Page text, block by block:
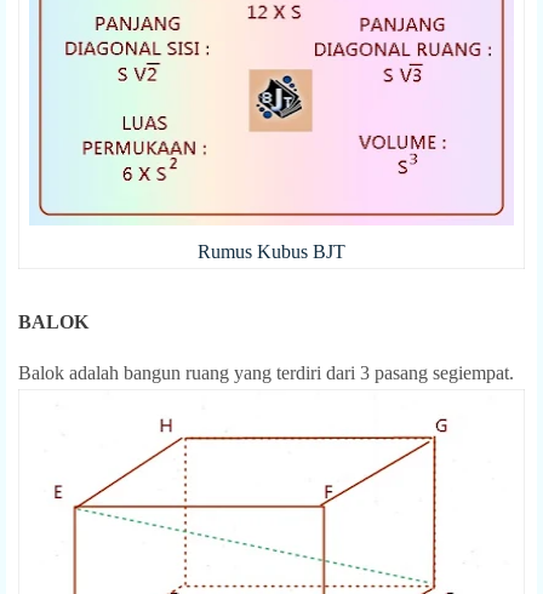
Rumus Kubus BJT
BALOK
Balok adalah bangun ruang yang terdiri dari 3 pasang segiempat.